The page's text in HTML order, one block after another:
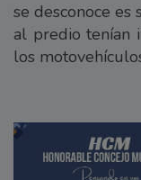
se desconoce es
al predio tenían
los